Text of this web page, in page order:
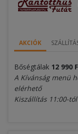
AKCIÓK
Bőségtálak 12 990
A Kívánság menü
elérhető
Kiszállítás 11:00-tól